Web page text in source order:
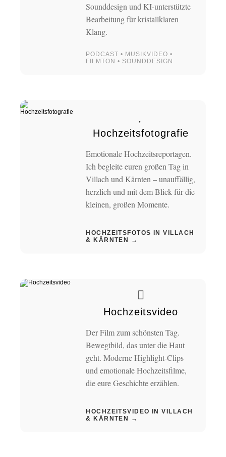
Sounddesign und KI-unterstützte
Bearbeitung für kristallklaren
Klang.
PODCAST • MUSIKVIDEO •
FILMTON • SOUNDDESIGN
Hochzeitsfotografie
Emotionale Hochzeitsreportagen.
Ich begleite euren großen Tag in
Villach und Kärnten – unauffällig,
herzlich und mit dem Blick für die
kleinen, großen Momente.
HOCHZEITSFOTOS IN VILLACH
& KÄRNTEN →
Hochzeitsvideo
Der Film zum schönsten Tag.
Bewegtbild, das unter die Haut
geht. Moderne Highlight-Clips
und emotionale Hochzeitsfilme,
die eure Geschichte erzählen.
HOCHZEITSVIDEO IN VILLACH
& KÄRNTEN →